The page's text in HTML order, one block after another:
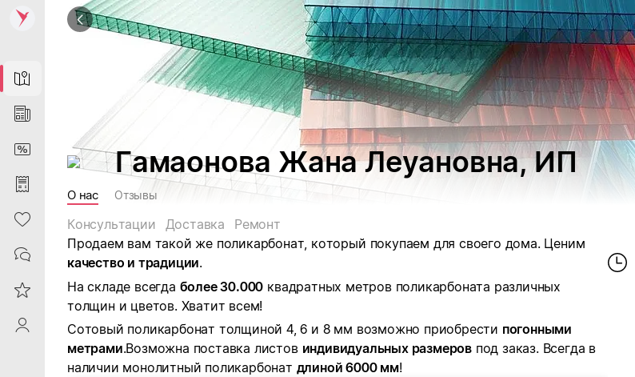
Map
News
DiscountCard
Purchases
Heart
Contacts
Reviews
ProfileSaby
Гамаонова Жана Леуановна, ИП
О нас Отзывы
Консультации Доставка
Ремонт
Продаем вам такой же поликарбонат, который покупаем для своего дома. Ценим
качество и традиции.
На складе всегда более 30.000 квадратных метров поликарбоната различных
толщин и цветов. Хватит всем!
Сотовый поликарбонат толщиной 4, 6 и 8 мм возможно приобрести погонными
метрами.Возможна поставка листов индивидуальных размеровпод заказ. Всегда в
наличии монолитный поликарбонат длиной 6000 мм!